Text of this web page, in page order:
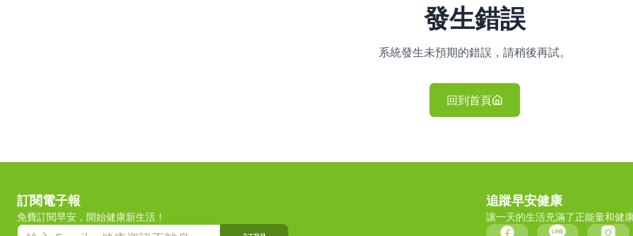
發生錯誤
系統發生未預期的錯誤，請稍後再試。
回到首頁
訂閱電子報
免費訂閱早安，開始健康新生活！
追蹤早安健康
讓一天的生活充滿了正能量和健